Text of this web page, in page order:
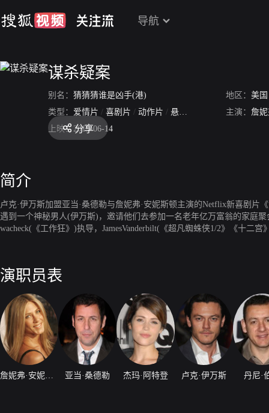
导航
谋杀疑案
别名： 猜猜猜谁是凶手(港) 地区： 美国
类型： 爱情片 / 喜剧片 / 动作片 / 悬疑片 主演： 詹妮
上映： 2019-06-14
分享
简介
卢克·伊万斯加盟亚当·桑德勒与詹妮弗·安妮斯顿主演的Netflix新喜剧
遇到一个神秘男人(伊万斯)，邀请他们去参加一名老年亿万富翁的家庭
wacheck(《工作狂》)执导，JamesVanderbilt(《超凡蜘蛛侠1/2》《十二宫
演职员表
亚当·桑德勒 杰玛·阿特登 卢克·伊万斯 丹尼·